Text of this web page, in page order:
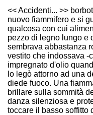
<< Accidenti... >>
nuovo fiammifero e si
qualcosa con cui
pezzo di legno lungo e
sembrava abbastanza
vestito che indossava -
impregnato d'olio
lo legò attorno ad una
diede fuoco. Una
brillare sulla sommità
danza silenziosa e
toccare il basso soffitto